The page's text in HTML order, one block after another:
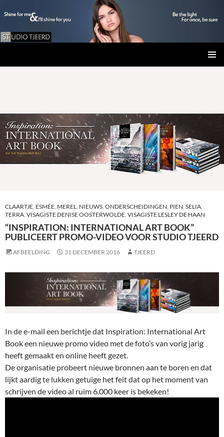
CLAARTJE, ESMÉE, MEREL, NIEUWS, ONDERSCHEIDINGEN, PIEN, SELIA,
TERRA, VISAGISTE DENISE OOSTERWOLDE, VISAGISTE LESLEY DE HAAN
“INSPIRATION: INTERNATIONAL ART BOOK”
PUBLICEERT PROMO-VIDEO VOOR STUDIO TJEERD
AFBEELDING 31 DECEMBER 2016 TJEERD
In de e-mail een berichtje dat Inspiration: International Art
Book een nieuwe promo video met de foto’s van vorig jarig
heeft gemaakt en online heeft gezet.
De organisatie probeert nieuwe bronnen aan te boren en dat
lijkt aardig te lukken getuige het feit dat op het moment van
schrijven de video al ruim 6.000 keer is bekeken!